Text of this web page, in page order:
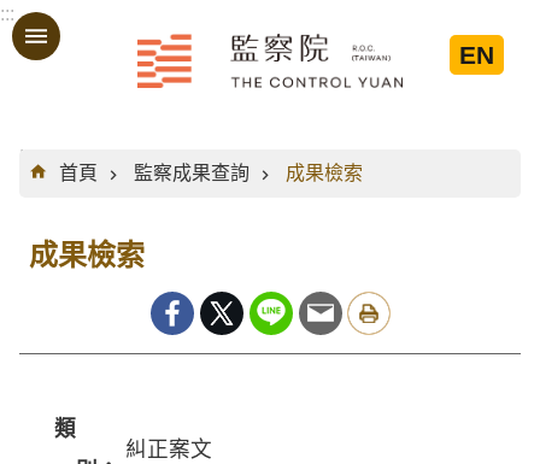
跳到主要內容區塊
:::
EN
:::
首頁
監察成果查詢 成果檢索
成果檢索
類
糾正案文